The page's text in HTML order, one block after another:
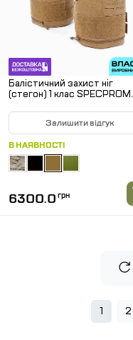
Балістичний захист ніг
(стегон) 1 клас SPECPROM.
Залишити відгук
В НАЯВНОСТІ
6300.0 грн
1 2